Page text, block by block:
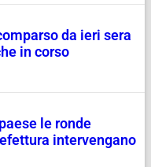
da ieri sera
in corso
le ronde
intervengano